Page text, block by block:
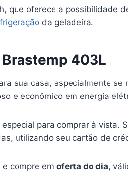
que oferece a possibilidade
da geladeira.
403L
sua casa, especialmente
e econômico em energia
para comprar à vista.
utilizando seu cartão de
compre em oferta do dia,